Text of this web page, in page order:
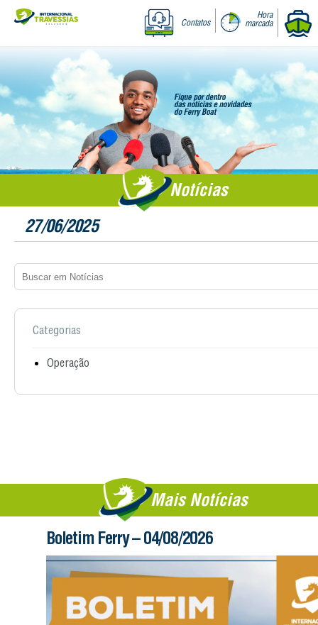
Contatos
Hora
marcada
Notícias
27/06/2025
Categorias
Operação
Mais Notícias
Boletim Ferry – 04/08/2026